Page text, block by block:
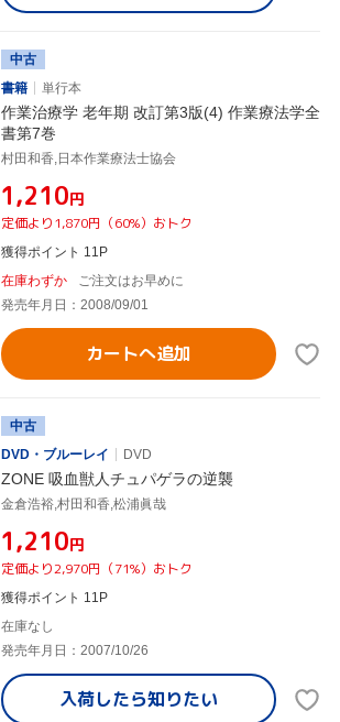
中古
書籍
単行本
作業治療学 老年期 改訂第3版(4) 作業療法学全
書第7巻
村田和香,日本作業療法士協会
¥1,210円
定価より1,870円（60%）おトク
獲得ポイント 11P
在庫わずか
ご注文はお早めに
発売年月日：2008/09/01
カートへ追加
中古
DVD・ブルーレイ
DVD
ZONE 吸血獣人チュパゲラの逆襲
金倉浩裕,村田和香,松浦眞哉
¥1,210円
定価より2,970円（71%）おトク
獲得ポイント 11P
在庫なし
発売年月日：2007/10/26
入荷したら知りたい